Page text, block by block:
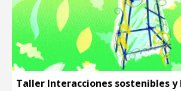
Taller Interacciones sostenibles y